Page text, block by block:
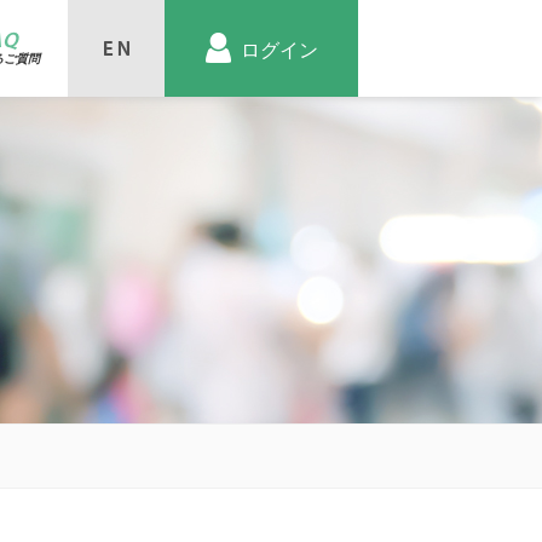
ログイン
ご質問